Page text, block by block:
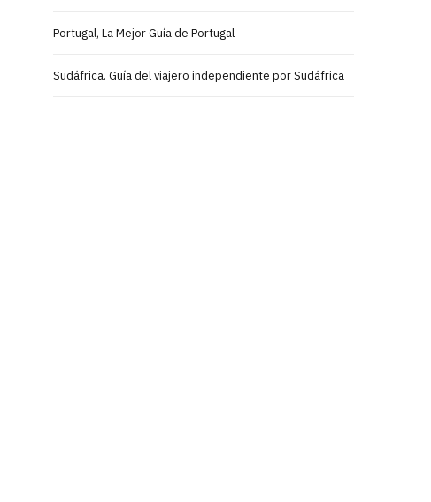
Portugal, La Mejor Guía de Portugal
Sudáfrica. Guía del viajero independiente por Sudáfrica